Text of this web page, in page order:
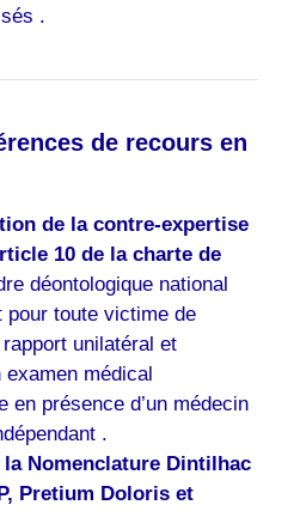
.
de recours en
de la contre-expertise
10 de la charte de
déontologique national
pour toute victime de
unilatéral et
examen médical
en présence d’un médecin
.
la Nomenclature Dintilhac
Pretium Doloris et